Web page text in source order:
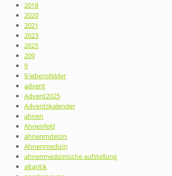
2018
2020
2021
2023
2025
209
9
9 lebensfelder
advent
Advent2025
Adventskalender
ahnen
Ahnenfeld
ahnenmdeizin
Ahnenmedizin
ahnenmedizinische aufstellung
altantik